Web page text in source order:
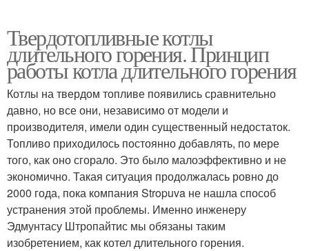
Твердотопливные котлы
длительного горения. Принцип
работы котла длительного горения
Котлы на твердом топливе появились сравнительно
давно, но все они, независимо от модели и
производителя, имели один существенный недостаток.
Топливо приходилось постоянно добавлять, по мере
того, как оно сгорало. Это было малоэффективно и не
экономично. Такая ситуация продолжалась ровно до
2000 года, пока компания Stropuva не нашла способ
устранения этой проблемы. Именно инженеру
Эдмунтасу Штропайтис мы обязаны таким
изобретением, как котел длительного горения.